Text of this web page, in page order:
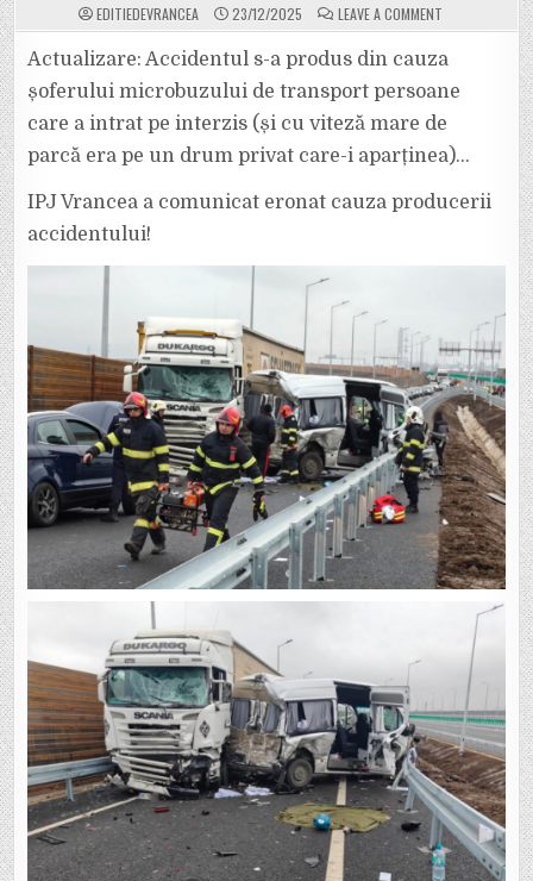
EDITIEDEVRANCEA 23/12/2025 LEAVE A COMMENT
VIDEO.
PRODUS
PRIMUL
ACCIDENT
PE
FOCȘANI
–
ADJUD,
DESCHISĂ
ASTĂZI.
CUM
PERMISUL?
Actualizare: Accidentul s-a produs din cauza
șoferului microbuzului de transport persoane
care a intrat pe interzis (și cu viteză mare de
parcă era pe un drum privat care-i aparținea)…
IPJ Vrancea a comunicat eronat cauza producerii
accidentului!